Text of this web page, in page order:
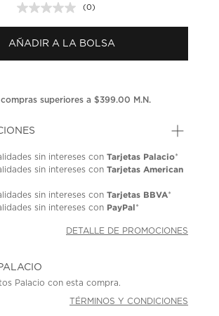
Sin
puntuación.
en
la
(0)
AÑADIR A LA BOLSA
superiores a $399.00 M.N.
sin intereses conTarjetas Palacio*
sin intereses conTarjetas American
sin intereses conTarjetas BBVA*
sin intereses con PayPal*
DETALLE DE PROMOCIONES
Palacio con esta compra.
TÉRMINOS Y CONDICIONES